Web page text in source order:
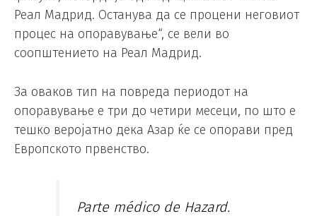
Реал Мадрид. Останува да се процени неговиот
процес на опоравување“, се вели во
соопштението на Реал Мадрид.
За оваков тип на повреда периодот на
опоравување е три до четири месеци, по што е
тешко веројатно дека Азар ќе се опорави пред
Европското првенство.
Parte médico de Hazard.